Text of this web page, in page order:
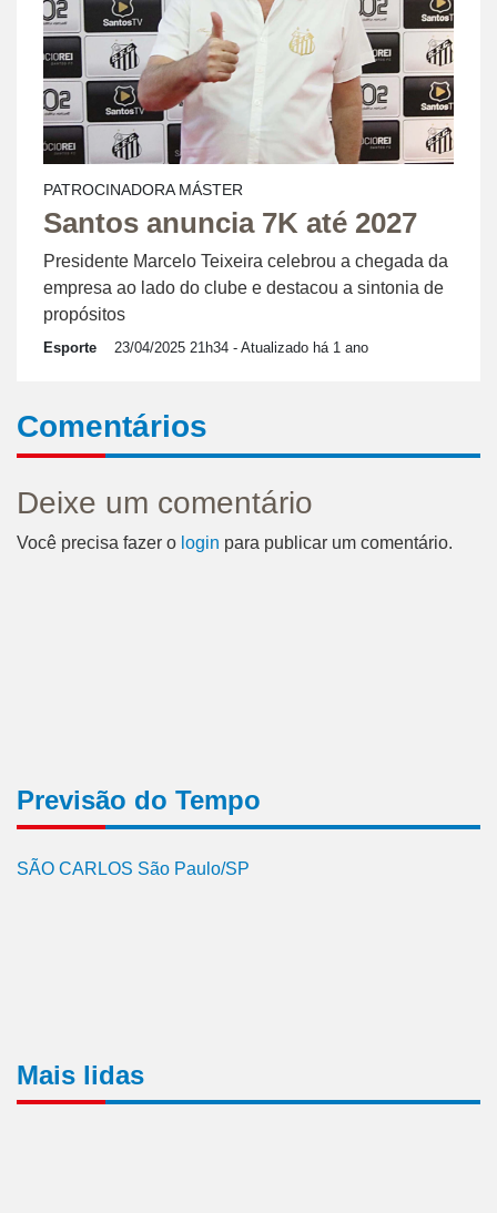
PATROCINADORA MÁSTER
Santos anuncia 7K até 2027
Presidente Marcelo Teixeira celebrou a chegada da
empresa ao lado do clube e destacou a sintonia de
propósitos
Esporte 23/04/2025 21h34 - Atualizado há 1 ano
Comentários
Deixe um comentário
Você precisa fazer o login para publicar um comentário.
Previsão do Tempo
SÃO CARLOS São Paulo/SP
Mais lidas